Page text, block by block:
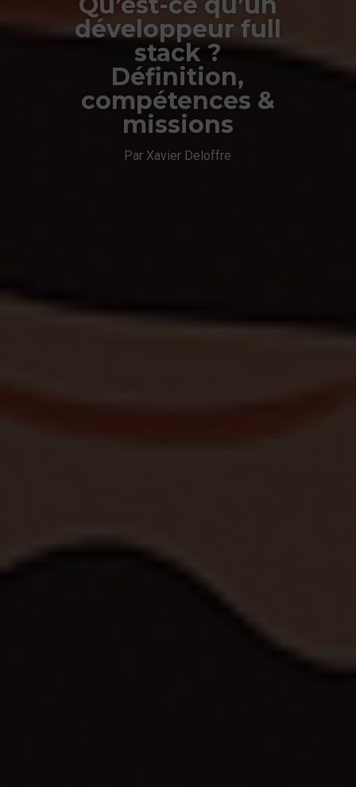
développeur full
stack ?
Définition,
compétences &
missions
Par Xavier Deloffre